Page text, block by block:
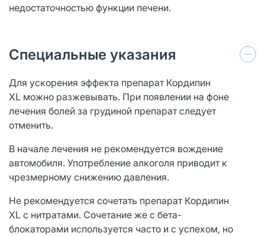
недостаточностью функции печени.
Специальные указания
Для ускорения эффекта препарат Кордипин
XL можно разжевывать. При появлении на фоне
лечения болей за грудиной препарат следует
отменить.
В начале лечения не рекомендуется вождение
автомобиля. Употребление алкоголя приводит к
чрезмерному снижению давления.
Не рекомендуется сочетать препарат Кордипин
XL с нитратами. Сочетание же с бета-
блокаторами используется часто и с успехом, но